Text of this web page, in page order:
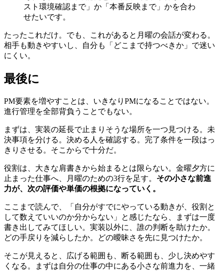
スト環境確認まで」か「本番反映まで」かを合わ
せたいです。
たったこれだけ。でも、これがあると月曜の会話が変わる。
相手も動きやすいし、自分も「どこまで持つべきか」で迷い
にくい。
最後に
PM要素を増やすことは、いきなりPMになることではない。
進行管理を全部背負うことでもない。
まずは、実装の延長で止まりそうな場所を一つ見つける。未
決事項を分ける。決める人を確認する。完了条件を一段はっ
きりさせる。そこからで十分だ。
役割は、大きな肩書きから始まるとは限らない。金曜夕方に
止まった仕事へ、月曜のための3行を足す。 その小さな前進
力が、次の評価や単価の根拠になっていく。
ここまで読んで、「自分がすでにやっている動きが、役割と
して数えていいのか分からない」と感じたなら、まずは一度
書き出してみてほしい。実装以外に、誰の判断を助けたか。
どの手戻りを減らしたか。どの曖昧さを先に見つけたか。
そこが見えると、広げる範囲も、断る範囲も、少し決めやす
くなる。まずは自分の仕事の中にある小さな前進力を、一緒